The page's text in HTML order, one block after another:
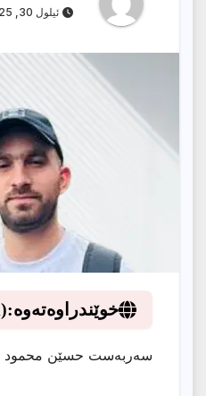
ئیلول 30, 2025
خوێندراوەتەوە:(7.1K)